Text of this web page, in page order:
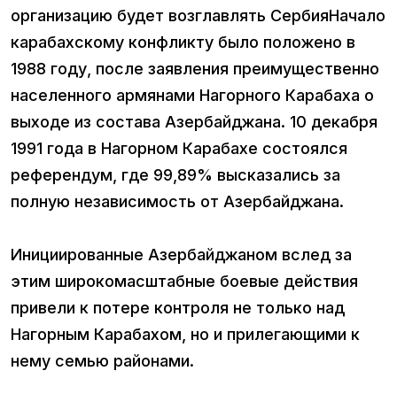
организацию будет возглавлять СербияНачало
карабахскому конфликту было положено в
1988 году, после заявления преимущественно
населенного армянами Нагорного Карабаха о
выходе из состава Азербайджана. 10 декабря
1991 года в Нагорном Карабахе состоялся
референдум, где 99,89% высказались за
полную независимость от Азербайджана.
Инициированные Азербайджаном вслед за
этим широкомасштабные боевые действия
привели к потере контроля не только над
Нагорным Карабахом, но и прилегающими к
нему семью районами.